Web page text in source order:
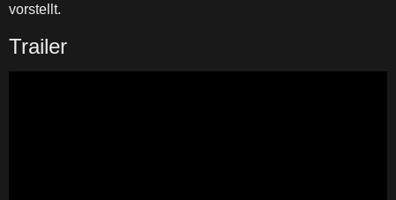
vorstellt.
Trailer